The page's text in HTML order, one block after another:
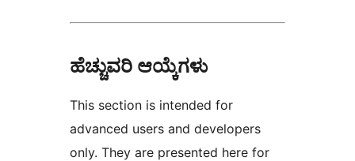
ಹೆಚ್ಚುವರಿ ಆಯ್ಕೆಗಳು
This section is intended for
advanced users and developers
only. They are presented here for